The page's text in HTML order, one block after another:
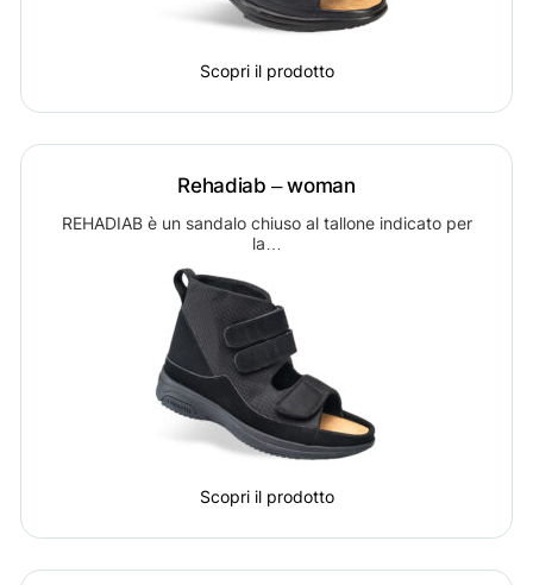
Scopri il prodotto
Rehadiab – woman
REHADIAB è un sandalo chiuso al tallone indicato per
la…
Scopri il prodotto